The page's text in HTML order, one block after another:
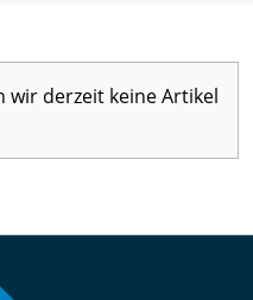
wir derzeit keine Artikel